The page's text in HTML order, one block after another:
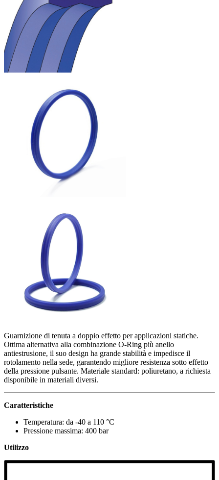
Guarnizione di tenuta a doppio effetto per applicazioni statiche.
Ottima alternativa alla combinazione O-Ring più anello
antiestrusione, il suo design ha grande stabilità e impedisce il
rotolamento nella sede, garantendo migliore resistenza sotto effetto
della pressione pulsante. Materiale standard: poliuretano, a richiesta
disponibile in materiali diversi.
Caratteristiche
Temperatura: da -40 a 110 °C
Pressione massima: 400 bar
Utilizzo